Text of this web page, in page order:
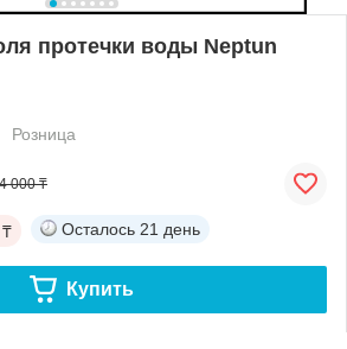
протечки воды Neptun
Розница
000 ₸
Осталось 21 день
Купить